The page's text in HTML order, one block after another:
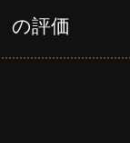
の評価